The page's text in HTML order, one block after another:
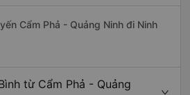
Cẩm Phả - Quảng Ninh đi Ninh
từ Cẩm Phả - Quảng